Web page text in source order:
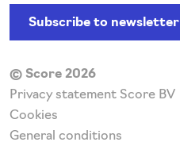
Subscribe to newsletter
© Score 2026
Privacy statement Score BV
Cookies
General conditions